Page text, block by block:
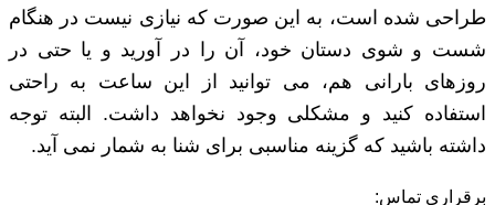
طراحی شده است، به این صورت که نیازی نیست در هنگام
شست و شوی دستان خود، آن را در آورید و یا حتی در
روزهای بارانی هم، می توانید از این ساعت به راحتی
استفاده کنید و مشکلی وجود نخواهد داشت. البته توجه
داشته باشید که گزینه مناسبی برای شنا به شمار نمی آید.
برقراری تماس: